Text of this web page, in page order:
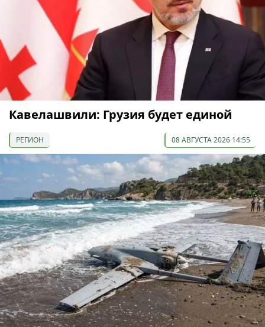
Кавелашвили: Грузия будет единой
РЕГИОН 08 АВГУСТА 2026 14:55